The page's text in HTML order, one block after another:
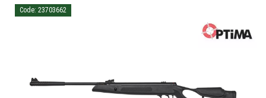
Code: 23703662